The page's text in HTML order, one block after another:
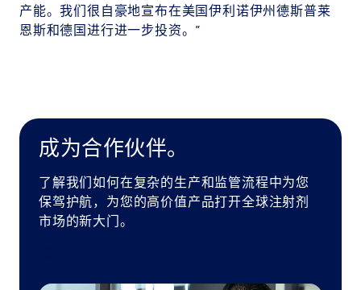
产能。我们很自豪地宣布在美国伊利诺伊州德斯普莱
恩斯和德国进行进一步投资。”
成为合作伙伴。
了解我们如何在复杂的生产和监管流程中为您
保驾护航，为您的高价值产品打开全球注射剂
市场的新大门。